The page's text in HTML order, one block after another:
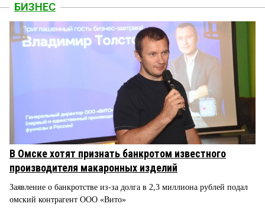
БИЗНЕС
В Омске хотят признать банкротом известного
производителя макаронных изделий
Заявление о банкротстве из-за долга в 2,3 миллиона рублей подал
омский контрагент ООО «Вито»